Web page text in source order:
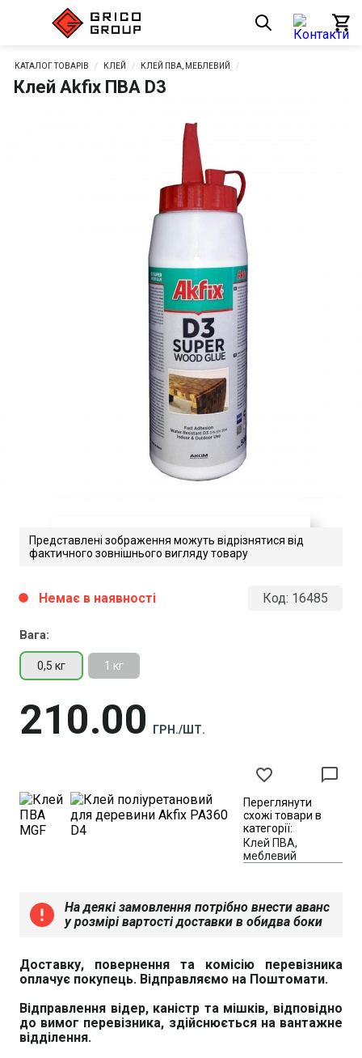
КАТАЛОГ ТОВАРІВ КЛЕЙ КЛЕЙ ПВА, МЕБЛЕВИЙ
Клей Akfix ПВА D3
Akfix ПВА D3
Представлені зображення можуть відрізнятися від
фактичного зовнішнього вигляду товару
Код: 16485
Вага:
0,5 кг 1 кг
210 00 ГРН./ШТ.
circle Немає в наявності
favorite_border chat_bubble_outline
Переглянути
схожі товари в
категорії:
Клей ПВА,
меблевий
error
На деякі замовлення потрібно внести аванс
у розмірі вартості доставки в обидва боки
Доставку, повернення та комісію перевізника
оплачує покупець. Відправляємо на Поштомати.
Відправлення відер, каністр та мішків, відповідно
до вимог перевізника, здійснюється на вантажне
відділення.